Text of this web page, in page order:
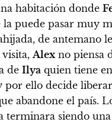
habitación donde
la puede pasar muy
de antemano
visita,Alexno piensa
de Ilya quien tiene
por ello decide
abandone el país.
terminara siendo